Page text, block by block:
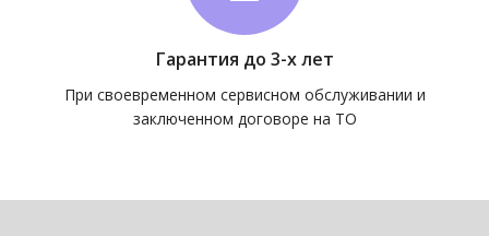
Гарантия до 3-х лет
При своевременном сервисном обслуживании и
заключенном договоре на ТО